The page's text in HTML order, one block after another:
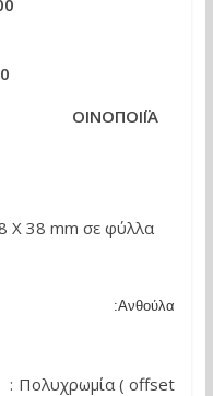
ΟΙΝΟΠΟΙΪΑ
σε φύλλα
:Ανθούλα
( οffset